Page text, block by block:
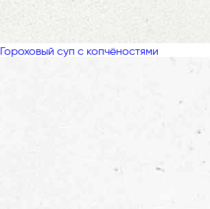
Гороховый суп с копчёностями